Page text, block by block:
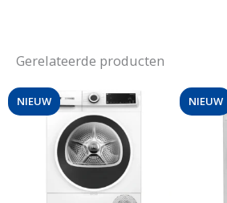
Gerelateerde producten
NIEUW NIEUW